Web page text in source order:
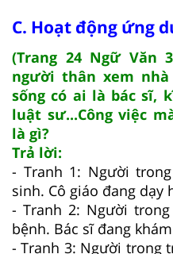
C. Hoạt động ứng
(Trang 24 Ngữ Văn
người thân xem
sống có ai là bác sĩ,
luật sư...Công việc
là gì?
Trả lời:
- Tranh 1: Người
sinh. Cô giáo đang dạy
- Tranh 2: Người
bệnh. Bác sĩ đang
- Tranh 3: Người trong